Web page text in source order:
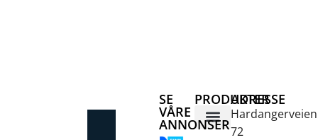
ADRESSE
Hardangerveien
72
PRODUKTER
SE
VÅRE
ANNONSER